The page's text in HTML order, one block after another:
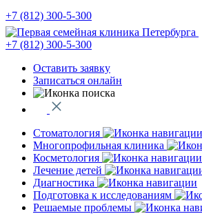
+7 (812) 300-5-300
+7 (812) 300-5-300
Оставить заявку
Записаться онлайн
Стоматология
Многопрофильная клиника
Косметология
Лечение детей
Диагностика
Подготовка к исследованиям
Решаемые проблемы